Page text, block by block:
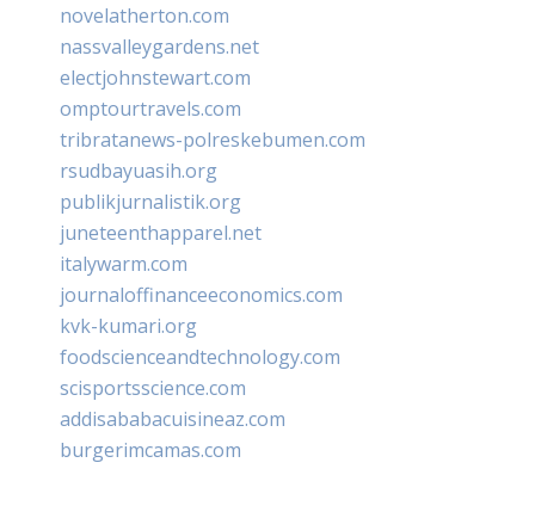
novelatherton.com
nassvalleygardens.net
electjohnstewart.com
omptourtravels.com
tribratanews-polreskebumen.com
rsudbayuasih.org
publikjurnalistik.org
juneteenthapparel.net
italywarm.com
journaloffinanceeconomics.com
kvk-kumari.org
foodscienceandtechnology.com
scisportsscience.com
addisababacuisineaz.com
burgerimcamas.com